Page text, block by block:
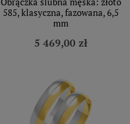
585, klasyczna, fazowana, 6,5
mm
5 469,00 zł